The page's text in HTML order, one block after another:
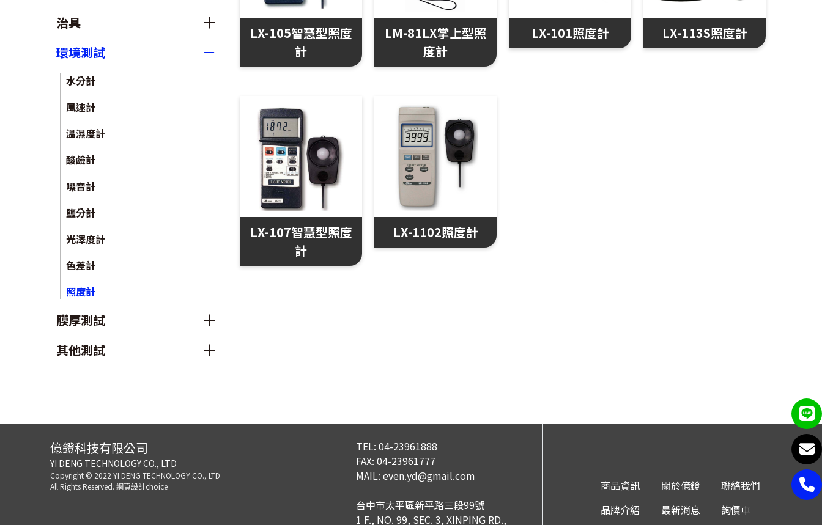
治具
環境測試
水分計
風速計
溫濕度計
酸鹼計
噪音計
鹽分計
光澤度計
色差計
照度計
膜厚測試
其他測試
LX-105智慧型照度
計
LM-81LX掌上型照
度計
LX-101照度計 LX-113S照度計
LX-107智慧型照度
計
LX-1102照度計
億鐙科技有限公司
YI DENG TECHNOLOGY CO., LTD
Copyright © 2022 YI DENG TECHNOLOGY CO., LTD
All Rights Reserved. 網頁設計choice
TEL: 04-23961888
FAX: 04-23961777
MAIL: even.yd@gmail.com
台中市太平區新平路三段99號
1 F., NO. 99, SEC. 3, XINPING RD.,
商品資訊
品牌介紹
關於億鐙
最新消息
聯絡我們
詢價車